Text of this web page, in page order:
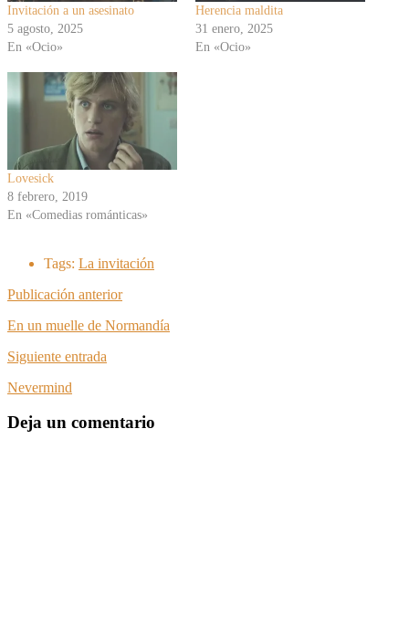
Invitación a un asesinato
5 agosto, 2025
En «Ocio»
Herencia maldita
31 enero, 2025
En «Ocio»
Lovesick
8 febrero, 2019
En «Comedias románticas»
Tags: La invitación
Publicación anterior
En un muelle de Normandía
Siguiente entrada
Nevermind
Deja un comentario